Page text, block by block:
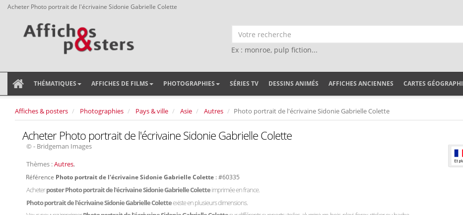
Acheter Photo portrait de l'écrivaine Sidonie Gabrielle Colette
Ex : monroe, pulp fiction...
THÉMATIQUES AFFICHES DE FILMS PHOTOGRAPHIES SÉRIES TV DESSINS ANIMÉS AFFICHES ANCIENNES CARTES
Affiches & posters Photographies Pays & ville Asie Autres Photo portrait de l'écrivaine Sidonie Gabrielle Colette
Acheter Photo portrait de l'écrivaine Sidonie Gabrielle Colette
© - Bridgeman Images
Thèmes :Autres,
Référence Photo portrait de l'écrivaine Sidonie Gabrielle Colette : #60335
Acheterposter Photo portrait de l'écrivaine Sidonie Gabrielle Coletteimprimée en france.
Photo portrait de l'écrivaine Sidonie Gabrielle Coletteexiste en plusieurs dimensions.